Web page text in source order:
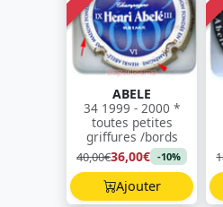
ABELE
34 1999 - 2000 *
toutes petites
griffures /bords
40,00€36,00€ -10%
Ajouter